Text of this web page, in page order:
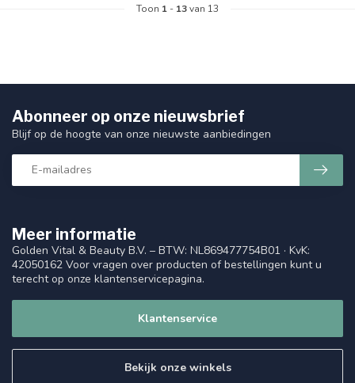
Toon 1 - 13van 13
Meer informatie
Golden Vital & Beauty B.V. – BTW: NL869477754B01 · KvK:
42050162 Voor vragen over producten of bestellingen kunt u
terecht op onze klantenservicepagina.
Klantenservice
Bekijk onze winkels
Abonneer op onze nieuwsbrief
Blijf op de hoogte van onze nieuwste aanbiedingen